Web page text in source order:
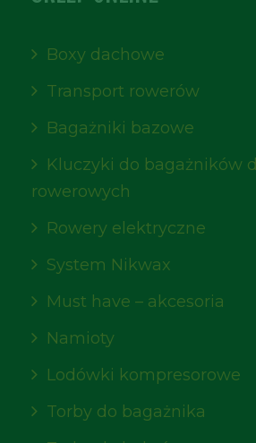
Boxy dachowe
Transport rowerów
Bagażniki bazowe
Kluczyki do bagażników
rowerowych
Rowery elektryczne
System Nikwax
Must have – akcesoria
Namioty
Lodówki kompresorowe
Torby do bagażnika